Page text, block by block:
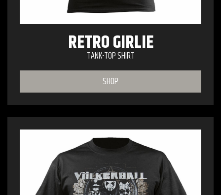
RETRO GIRLIE
TANK-TOP SHIRT
SHOP